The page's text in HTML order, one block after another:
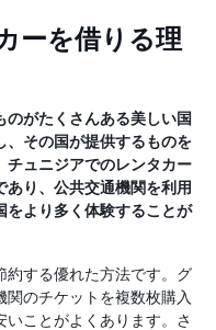
ーを借りる理
がたくさんある美しい国
、その国が提供するものを
チュニジアでのレンタカー
あり、公共交通機関を利用
をより多く体験することが
約する優れた方法です。グ
のチケットを複数枚購入
ことがよくあります。さ